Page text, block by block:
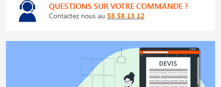
QUESTIONS SUR VOTRE COMMANDE ?
Contactez nous au 58 58 13 12